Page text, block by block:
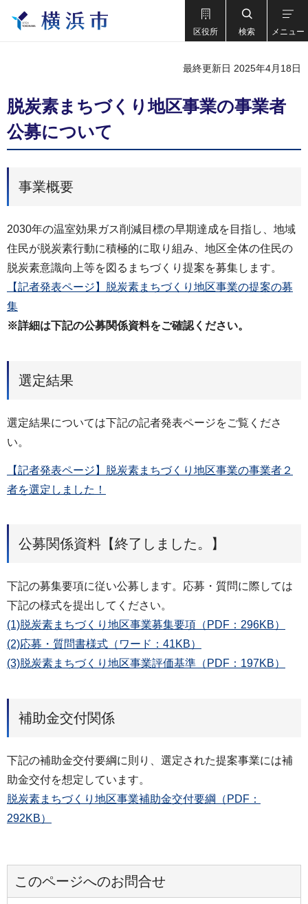
区役所 検索 メニュー
最終更新日 2025年4月18日
脱炭素まちづくり地区事業の事業者
公募について
事業概要
2030年の温室効果ガス削減目標の早期達成を目指し、地域
住民が脱炭素行動に積極的に取り組み、地区全体の住民の
脱炭素意識向上等を図るまちづくり提案を募集します。
【記者発表ページ】脱炭素まちづくり地区事業の提案の募
集
※詳細は下記の公募関係資料をご確認ください。
選定結果
選定結果については下記の記者発表ページをご覧くださ
い。
【記者発表ページ】脱炭素まちづくり地区事業の事業者２
者を選定しました！
公募関係資料【終了しました。】
下記の募集要項に従い公募します。応募・質問に際しては
下記の様式を提出してください。
(1)脱炭素まちづくり地区事業募集要項（PDF：296KB）
(2)応募・質問書様式（ワード：41KB）
(3)脱炭素まちづくり地区事業評価基準（PDF：197KB）
補助金交付関係
下記の補助金交付要綱に則り、選定された提案事業には補
助金交付を想定しています。
脱炭素まちづくり地区事業補助金交付要綱（PDF：
292KB）
このページへのお問合せ